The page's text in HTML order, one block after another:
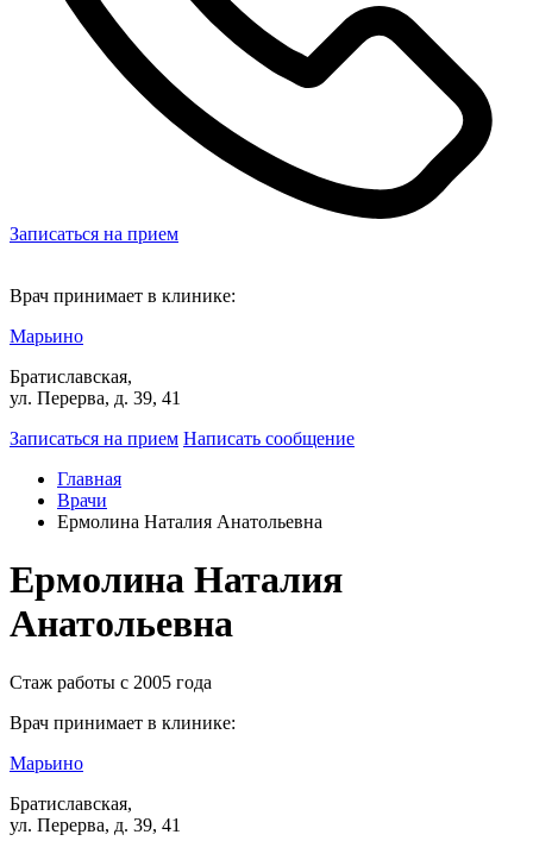
Записаться на прием
Врач принимает в клинике:
Марьино
Братиславская,
ул. Перерва, д. 39, 41
Записаться на прием Написать сообщение
Главная
Врачи
Ермолина Наталия Анатольевна
Ермолина Наталия
Анатольевна
Стаж работы с 2005 года
Врач принимает в клинике:
Марьино
Братиславская,
ул. Перерва, д. 39, 41